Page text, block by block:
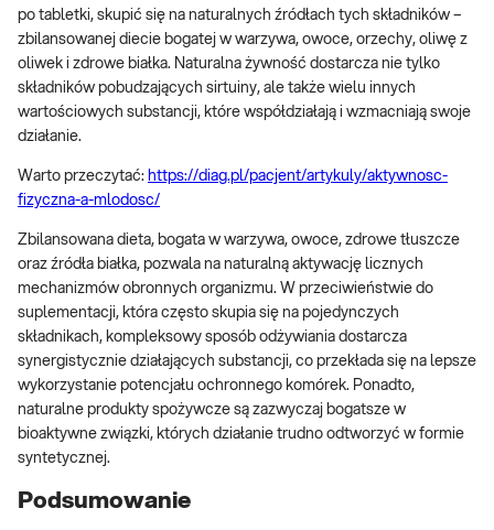
po tabletki, skupić się na naturalnych źródłach tych składników –
zbilansowanej diecie bogatej w warzywa, owoce, orzechy, oliwę z
oliwek i zdrowe białka. Naturalna żywność dostarcza nie tylko
składników pobudzających sirtuiny, ale także wielu innych
wartościowych substancji, które współdziałają i wzmacniają swoje
działanie.
Warto przeczytać: https://diag.pl/pacjent/artykuly/aktywnosc-
fizyczna-a-mlodosc/
Zbilansowana dieta, bogata w warzywa, owoce, zdrowe tłuszcze
oraz źródła białka, pozwala na naturalną aktywację licznych
mechanizmów obronnych organizmu. W przeciwieństwie do
suplementacji, która często skupia się na pojedynczych
składnikach, kompleksowy sposób odżywiania dostarcza
synergistycznie działających substancji, co przekłada się na lepsze
wykorzystanie potencjału ochronnego komórek. Ponadto,
naturalne produkty spożywcze są zazwyczaj bogatsze w
bioaktywne związki, których działanie trudno odtworzyć w formie
syntetycznej.
Podsumowanie